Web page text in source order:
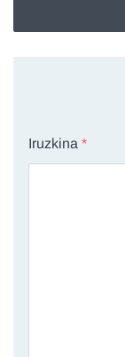
Iruzkina *